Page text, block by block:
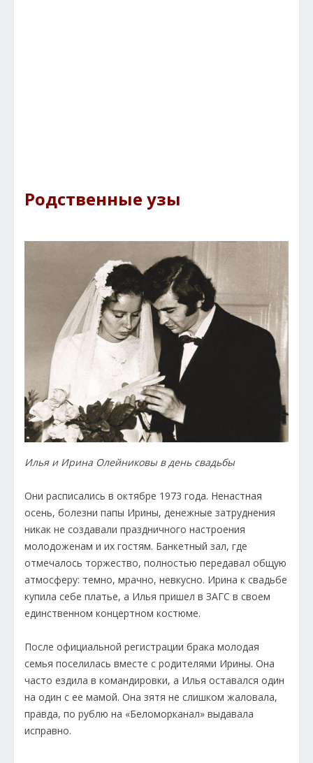
Родственные узы
Илья и Ирина Олейниковы в день свадьбы
Они расписались в октябре 1973 года. Ненастная
осень, болезни папы Ирины, денежные затруднения
никак не создавали праздничного настроения
молодоженам и их гостям. Банкетный зал, где
отмечалось торжество, полностью передавал общую
атмосферу: темно, мрачно, невкусно. Ирина к свадьбе
купила себе платье, а Илья пришел в ЗАГС в своем
единственном концертном костюме.
После официальной регистрации брака молодая
семья поселилась вместе с родителями Ирины. Она
часто ездила в командировки, а Илья оставался один
на один с ее мамой. Она зятя не слишком жаловала,
правда, по рублю на «Беломорканал» выдавала
исправно.